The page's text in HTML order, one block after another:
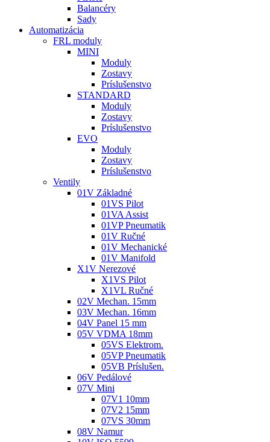
Balancéry
Sady
Automatizácia
FRL moduly
MINI
Moduly
Zostavy
Príslušenstvo
STANDARD
Moduly
Zostavy
Príslušenstvo
EVO
Moduly
Zostavy
Príslušenstvo
Ventily
01V Základné
01VS Pilot
01VA Assist
01VP Pneumatik
01V Ručné
01V Mechanické
01V Manifold
X1V Nerezové
X1VS Pilot
X1VL Ručné
02V Mechan. 15mm
03V Mechan. 16mm
04V Panel 15 mm
05V VDMA 18mm
05VS Elektrom.
05VP Pneumatik
05VB Príslušen.
06V Pedálové
07V Mini
07V1 10mm
07V2 15mm
07VS 30mm
08V Namur